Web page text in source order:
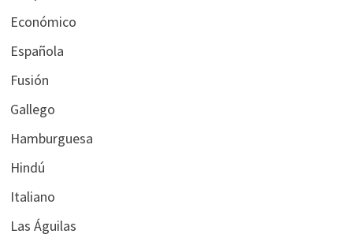
Económico
Española
Fusión
Gallego
Hamburguesa
Hindú
Italiano
Las Águilas